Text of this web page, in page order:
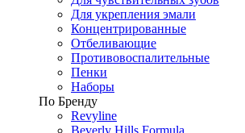
Для укрепления эмали
Концентрированные
Отбеливающие
Противовоспалительные
Пенки
Наборы
По Бренду
Revyline
Beverly Hills Formula